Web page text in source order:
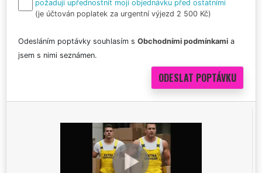
požaduji upřednostnit moji objednávku před ostatními
(je účtován poplatek za urgentní výjezd 2 500 Kč)
Odesláním poptávky souhlasím s Obchodními podmínkami a
jsem s nimi seznámen.